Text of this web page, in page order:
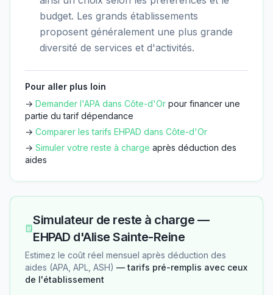
budget. Les grands établissements
proposent généralement une plus grande
diversité de services et d'activités.
Pour aller plus loin
→ Demander l'APA dans Côte-d'Or pour financer une
partie du tarif dépendance
→ Comparer les tarifs EHPAD dans Côte-d'Or
→ Simuler votre reste à charge après déduction des
aides
Simulateur de reste à charge —
EHPAD d'Alise Sainte-Reine
Estimez le coût réel mensuel après déduction des
aides (APA, APL, ASH) — tarifs pré-remplis avec ceux
de l'établissement